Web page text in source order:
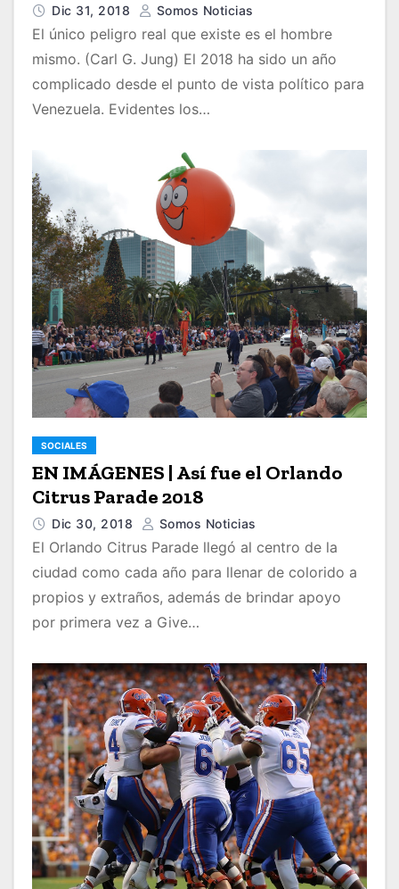
Dic 31, 2018 Somos Noticias
El único peligro real que existe es el hombre
mismo. (Carl G. Jung) El 2018 ha sido un año
complicado desde el punto de vista político para
Venezuela. Evidentes los…
SOCIALES
EN IMÁGENES | Así fue el Orlando
Citrus Parade 2018
Dic 30, 2018 Somos Noticias
El Orlando Citrus Parade llegó al centro de la
ciudad como cada año para llenar de colorido a
propios y extraños, además de brindar apoyo
por primera vez a Give…